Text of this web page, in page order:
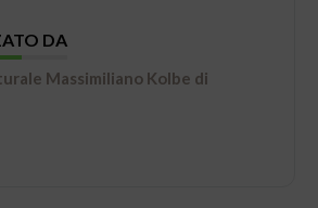
DA
Massimiliano Kolbe di